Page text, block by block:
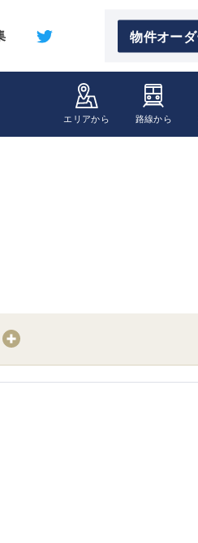
物件オー
エリアから 路線から